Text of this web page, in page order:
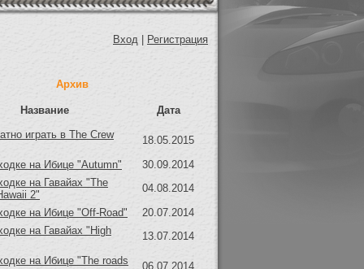
Вход Регистрация
Архив
Название
Дата
играть в The Crew
18.05.2015
на Ибице "Autumn"
30.09.2014
на Гавайах "The
2"
04.08.2014
на Ибице "Off-Road"
20.07.2014
на Гавайах "High
13.07.2014
на Ибице "The roads
06.07.2014